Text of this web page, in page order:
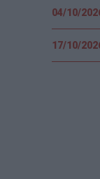
04/10/
17/10/